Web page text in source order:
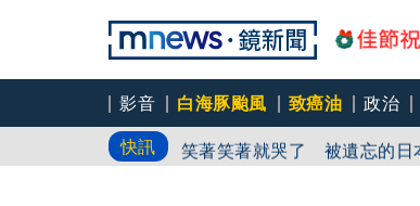
影音 白海豚颱風 致癌油 政治
快訊
中颱「白海豚」逼近北台灣
笑著笑著就哭了 被遺忘的